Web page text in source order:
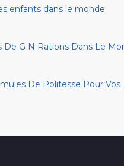
enfants dans le monde
De G N Rations Dans Le
De Politesse Pour Vos